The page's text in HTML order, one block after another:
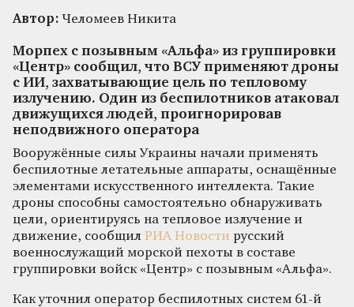
Автор: Челомеев Никита
Морпех с позывным «Альфа» из группировки
«Центр» сообщил, что ВСУ применяют дроны
с ИИ, захватывающие цель по тепловому
излучению. Один из беспилотников атаковал
движущихся людей, проигнорировав
неподвижного оператора
Вооружённые силы Украины начали применять
беспилотные летательные аппараты, оснащённые
элементами искусственного интеллекта. Такие
дроны способны самостоятельно обнаруживать
цели, ориентируясь на тепловое излучение и
движение, сообщил РИА Новости русский
военнослужащий морской пехоты в составе
группировки войск «Центр» с позывным «Альфа».
Как уточнил оператор беспилотных систем 61-й